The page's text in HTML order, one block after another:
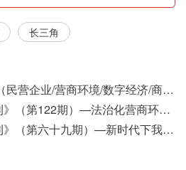
长三角
03月14日国脉政务播报（民营企业/营商环境/数字经济/商事制度改革）
国脉智库《营商环境周刊》（第122期）—法治化营商环境视域下我国行政执法公示制度浅析
国脉智库《营商环境周刊》（第六十九期）—新时代下我国营商环境标准体系构建初探